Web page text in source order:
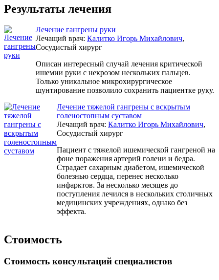
Результаты лечения
Лечение гангрены руки
Лечащий врач: Калитко Игорь Михайлович,
Сосудистый хирург
Описан интересный случай лечения критической
ишемии руки с некрозом нескольких пальцев.
Только уникальное микрохирургическое
шунтирование позволило сохранить пациентке руку.
Лечение тяжелой гангрены с вскрытым
голеностопным суставом
Лечащий врач: Калитко Игорь Михайлович,
Сосудистый хирург
Пациент с тяжелой ишемической гангреной на
фоне поражения артерий голени и бедра.
Страдает сахарным диабетом, ишемической
болезнью сердца, перенес несколько
инфарктов. За несколько месяцев до
поступления лечился в нескольких столичных
медицинских учреждениях, однако без
эффекта.
Стоимость
Стоимость консультаций специалистов